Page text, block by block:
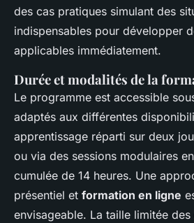
des cas pratiques simulant des
indispensables pour développer
applicables immédiatement.
Durée et modalités de la
Le programme est accessible
adaptés aux différentes
apprentissage réparti sur deux
ou via des sessions modulaires
cumulée de 14 heures. Une
présentiel et formation en ligne
envisageable. La taille limitée